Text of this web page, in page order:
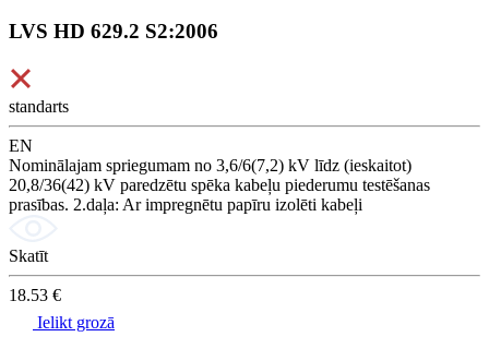
LVS HD 629.2 S2:2006
standarts
EN
Nominālajam spriegumam no 3,6/6(7,2) kV līdz (ieskaitot)
20,8/36(42) kV paredzētu spēka kabeļu piederumu testēšanas
prasības. 2.daļa: Ar impregnētu papīru izolēti kabeļi
Skatīt
18.53 €
Ielikt grozā